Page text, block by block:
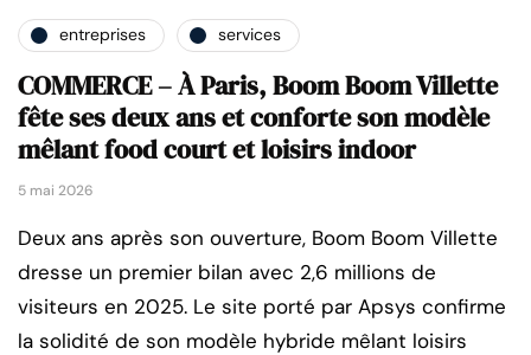
entreprises services
COMMERCE – À Paris, Boom Boom Villette
fête ses deux ans et conforte son modèle
mêlant food court et loisirs indoor
5 mai 2026
Deux ans après son ouverture, Boom Boom Villette
dresse un premier bilan avec 2,6 millions de
visiteurs en 2025. Le site porté par Apsys confirme
la solidité de son modèle hybride mêlant loisirs